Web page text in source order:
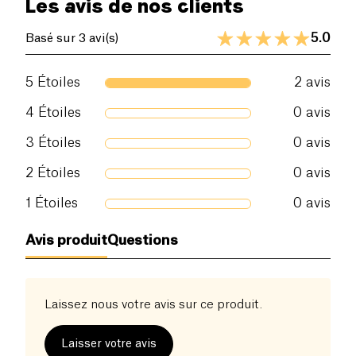
Les avis de nos clients
Basé sur 3 avi(s) 5.0
5 Étoiles 2 avis
4 Étoiles 0 avis
3 Étoiles 0 avis
2 Étoiles 0 avis
1 Étoiles 0 avis
Avis produitQuestions
Laissez nous votre avis sur ce produit.
Laisser votre avis